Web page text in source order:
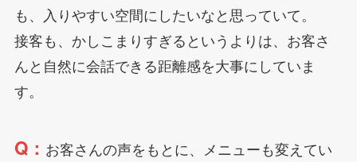
も、入りやすい空間にしたいなと思っていて。
接客も、かしこまりすぎるというよりは、お客さ
んと自然に会話できる距離感を大事にしていま
す。
Q： お客さんの声をもとに、メニューも変えてい